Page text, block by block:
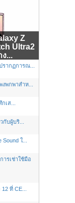
Z
Ultra2
...
ากฏการณ...
พกพาสำห...
เส...
บผู้บริ...
ใ...
ารเช่าใช้มือ
ที่ CE...